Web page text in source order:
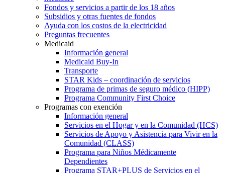
Fondos y servicios a partir de los 18 años
Subsidios y otras fuentes de fondos
Ayuda con los costos de la electricidad
Preguntas frecuentes
Medicaid
Información general
Medicaid Buy-In
Transporte
STAR Kids – coordinación de servicios
Programa de primas de seguro médico (HIPP)
Programa Community First Choice
Programas con exención
Información general
Servicios en el Hogar y en la Comunidad (HCS)
Servicios de Apoyo y Asistencia para Vivir en la
Comunidad (CLASS)
Programa para Niños Médicamente
Dependientes
Programa STAR+PLUS de Servicios en el